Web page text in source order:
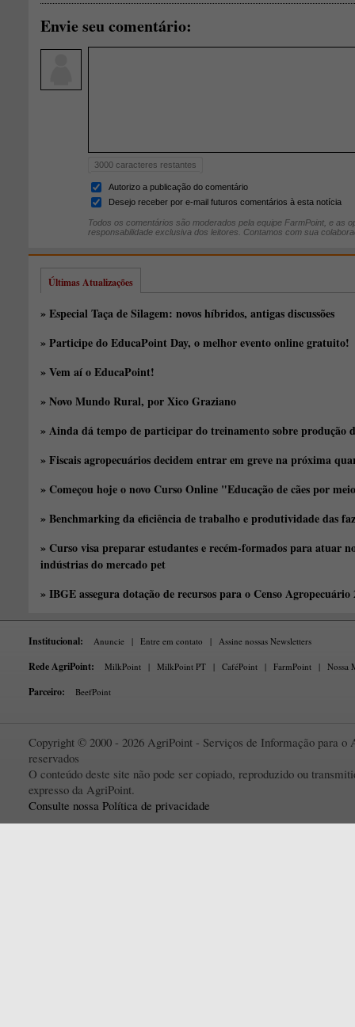
Envie seu comentário:
3000 caracteres restantes
Autorizo a publicação do comentário
Desejo receber por e-mail futuros comentários à esta notícia
Todos os comentários são moderados pela equipe FarmPoint, e as
responsabilidade exclusiva dos leitores. Contamos com sua
Últimas Atualizações
» Especial Taça de Silagem: novos híbridos, antigas discussões
» Participe do EducaPoint Day, o melhor evento online gratuito!
» Vem aí o EducaPoint!
» Novo Mundo Rural, por Xico Graziano
» Ainda dá tempo de participar do treinamento sobre produção
» Fiscais agropecuários decidem entrar em greve na próxima
» Começou hoje o novo Curso Online "Educação de cães por
» Benchmarking da eficiência de trabalho e produtividade das
» Curso visa preparar estudantes e recém-formados para atuar
indústrias do mercado pet
» IBGE assegura dotação de recursos para o Censo Agropecuário
Institucional: Anuncie | Entre em contato | Assine nossas Newsletters
Rede AgriPoint: MilkPoint | MilkPoint PT | CaféPoint | FarmPoint | Nossa
Parceiro: BeefPoint
Copyright © 2000 - 2026 AgriPoint - Serviços de Informação para o
reservados
O conteúdo deste site não pode ser copiado, reproduzido ou
expresso da AgriPoint.
Consulte nossa Política de privacidade